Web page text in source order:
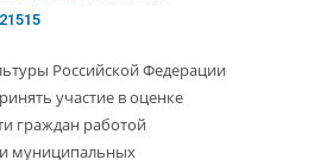
Российской Федерации
участие в оценке
граждан работой
муниципальных